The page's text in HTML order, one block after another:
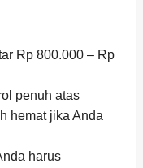
Rp 800.000 – Rp
penuh atas
hemat jika Anda
harus